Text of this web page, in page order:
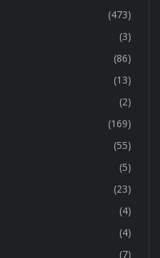
(473)
(3)
(86)
(13)
(2)
(169)
(55)
(5)
(23)
(4)
(4)
(7)